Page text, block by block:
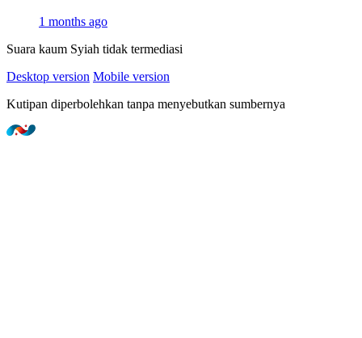
1 months ago
Suara kaum Syiah tidak termediasi
Desktop version Mobile version
Kutipan diperbolehkan tanpa menyebutkan sumbernya